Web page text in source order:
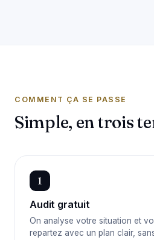
COMMENT ÇA SE PASSE
Simple, en trois
1
Audit gratuit
On analyse votre situation et
repartez avec un plan clair,